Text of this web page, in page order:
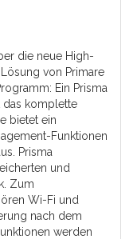
die neue High-
von Primare
Ein Prisma
das komplette
bietet ein
Funktionen
Prisma
und
Zum
Wi-Fi und
nach dem
werden